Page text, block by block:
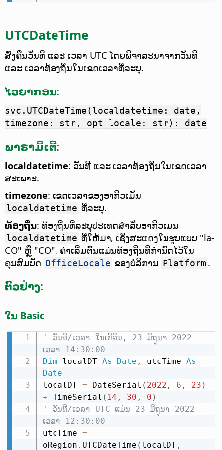
UTCDateTime
ສົ່ງຄືນວັນທີ ແລະ ເວລາ UTC ໂດຍພິຈາລະນາຈາກວັນທີ
ແລະ ເວລາທ້ອງຖິ່ນໃນເຂດເວລາທີ່ລະບຸ.
ໄວຍາກອນ:
svc.UTCDateTime(localdatetime: date,
timezone: str, opt locale: str): date
ພາຣາມິເຕີ:
localdatetime: ວັນທີ ແລະ ເວລາທ້ອງຖິ່ນໃນເຂດເວລາ
ສະເພາະ.
timezone: ເຂດເວລາຂອງອາກິວເມັນ
localdatetime ທີ່ລະບຸ.
ທ້ອງຖິ່ນ: ທ້ອງຖິ່ນທີ່ລະບຸປະເທດສຳລັບອາກິວເມນ
localdatetime ທີ່ໃຫ້ມາ, ເຊິ່ງສະແດງໃນຮູບແບບ "la-
CO" ຫຼື "CO". ຄ່າເລີ່ມຕົ້ນແມ່ນທ້ອງຖິ່ນທີ່ກຳນົດໄວ້ໃນ
ຄຸນສົມບັດ OfficeLocale ຂອງບໍລິການ Platform .
ຕົວຢ່າງ:
ໃນ Basic
' ວັນທີ/ເວລາ ໃນເບີລິນ, 23 ມິຖຸນາ 2022
ເວລາ 14:30:00
Dim localDT As Date , utcTime As
Date
localDT = DateSerial ( 2022 , 6 , 23 )
+ TimeSerial ( 14 , 30 , 0 )
' ວັນທີ/ເວລາ UTC ແມ່ນ 23 ມິຖຸນາ 2022
ເວລາ 12:30:00
utcTime =
oRegion . UTCDateTime ( localDT,